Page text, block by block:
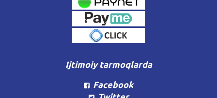
Ijtimoiy tarmoqlarda
Facebook